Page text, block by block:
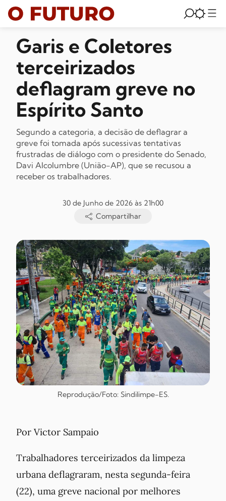
Garis e Coletores
terceirizados
deflagram greve no
Espírito Santo
Segundo a categoria, a decisão de deflagrar a
greve foi tomada após sucessivas tentativas
frustradas de diálogo com o presidente do Senado,
Davi Alcolumbre (União-AP), que se recusou a
receber os trabalhadores.
30 de Junho de 2026 às 21h00
Compartilhar
Reprodução/Foto: Sindilimpe-ES.
Por Victor Sampaio
Trabalhadores terceirizados da limpeza
urbana deflagraram, nesta segunda-feira
(22), uma greve nacional por melhores